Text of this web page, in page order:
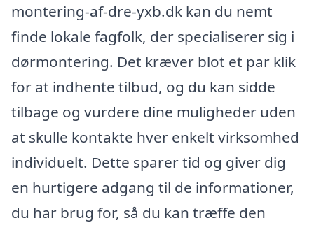
montering-af-dre-yxb.dk kan du nemt
finde lokale fagfolk, der specialiserer sig i
dørmontering. Det kræver blot et par klik
for at indhente tilbud, og du kan sidde
tilbage og vurdere dine muligheder uden
at skulle kontakte hver enkelt virksomhed
individuelt. Dette sparer tid og giver dig
en hurtigere adgang til de informationer,
du har brug for, så du kan træffe den